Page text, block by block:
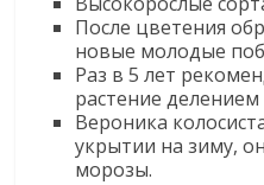
После цветения
новые молодые
Раз в 5 лет
растение делением
Вероника
укрытии на зиму,
морозы.